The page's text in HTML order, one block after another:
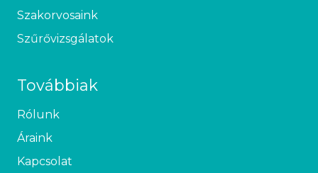
Szakorvosaink
Szűrővizsgálatok
Továbbiak
Rólunk
Áraink
Kapcsolat